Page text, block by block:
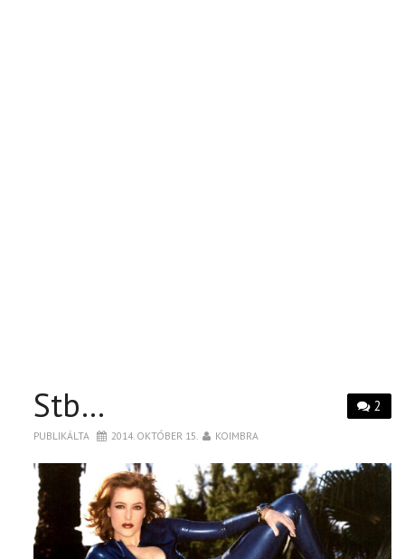
2
Stb…
PUBLIKÁLTA 2014. OKTÓBER 15. KOIMBRA